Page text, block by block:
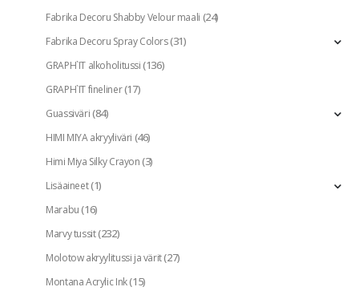
Fabrika Decoru Shabby Velour maali (24)
Fabrika Decoru Spray Colors(31)
GRAPH`IT alkoholitussi(136)
GRAPH`IT fineliner(17)
Guassiväri(84)
HIMI MIYA akryyliväri (46)
Himi Miya Silky Crayon(3)
Lisäaineet(1)
Marabu (16)
Marvy tussit(232)
Molotow akryylitussi ja värit(27)
Montana Acrylic Ink(15)